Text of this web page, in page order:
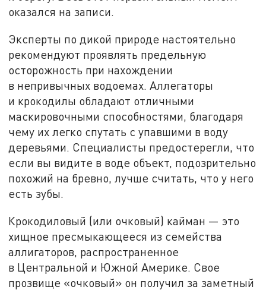
оказался на записи.
Эксперты по дикой природе настоятельно
рекомендуют проявлять предельную
осторожность при нахождении
в непривычных водоемах. Аллегаторы
и крокодилы обладают отличными
маскировочными способностями, благодаря
чему их легко спутать с упавшими в воду
деревьями. Специалисты предостерегли, что
если вы видите в воде объект, подозрительно
похожий на бревно, лучше считать, что у него
есть зубы.
Крокодиловый (или очковый) кайман — это
хищное пресмыкающееся из семейства
аллигаторов, распространенное
в Центральной и Южной Америке. Свое
прозвище «очковый» он получил за заметный